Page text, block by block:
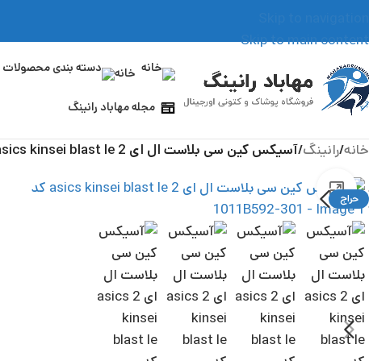
Skip to main content
خانه
مجله مهاباد رانینگ
خانه/رانینگ/آسیکس کین سی بلاست ال ای 2 asics kinsei blast le کد 1011B592-301
حراج
بزرگنمایی تصویر